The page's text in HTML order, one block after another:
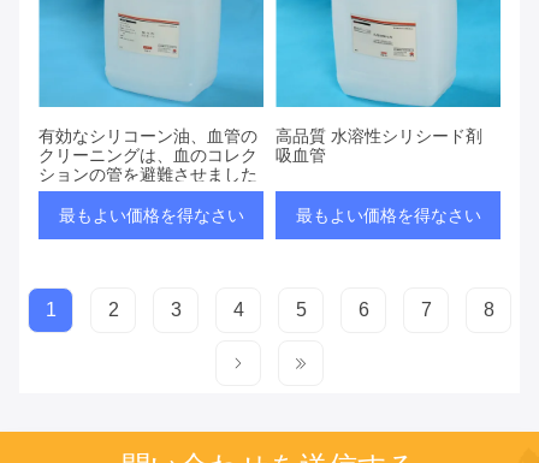
有効なシリコーン油、血管の
クリーニングは、血のコレク
ションの管を避難させました
最もよい価格を得なさい
高品質 水溶性シリシード剤
吸血管
最もよい価格を得なさい
1 2 3 4 5 6 7 8